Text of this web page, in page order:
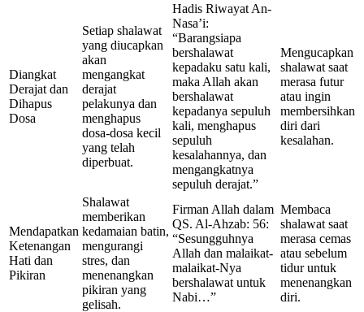
Diangkat
Derajat dan
Dihapus
Dosa
Setiap shalawat
yang diucapkan
akan
mengangkat
derajat
pelakunya dan
menghapus
dosa-dosa kecil
yang telah
diperbuat.
Hadis Riwayat An-
Nasa’i:
“Barangsiapa
bershalawat
kepadaku satu kali,
maka Allah akan
bershalawat
kepadanya sepuluh
kali, menghapus
sepuluh
kesalahannya, dan
mengangkatnya
sepuluh derajat.”
Mengucapkan
shalawat saat
merasa futur
atau ingin
membersihkan
diri dari
kesalahan.
Mendapatkan
Ketenangan
Hati dan
Pikiran
Shalawat
memberikan
kedamaian batin,
mengurangi
stres, dan
menenangkan
pikiran yang
gelisah.
Firman Allah dalam
QS. Al-Ahzab: 56:
“Sesungguhnya
Allah dan malaikat-
malaikat-Nya
bershalawat untuk
Nabi…”
Membaca
shalawat saat
merasa cemas
atau sebelum
tidur untuk
menenangkan
diri.